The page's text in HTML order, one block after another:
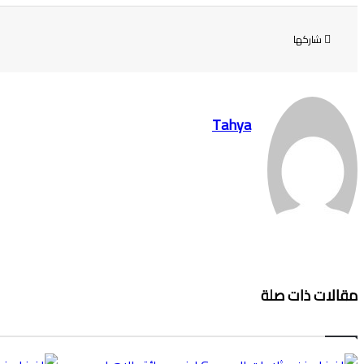
شاركها
Tahya
مقالات ذات صلة